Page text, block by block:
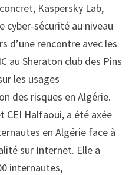
Kaspersky Lab,
cyber-sécurité au niveau
d’une rencontre avec les
au Sheraton club des Pins
les usages
des risques en Algérie.
CEI Halfaoui, a été axée
en Algérie face à
sur Internet. Elle a
internautes,